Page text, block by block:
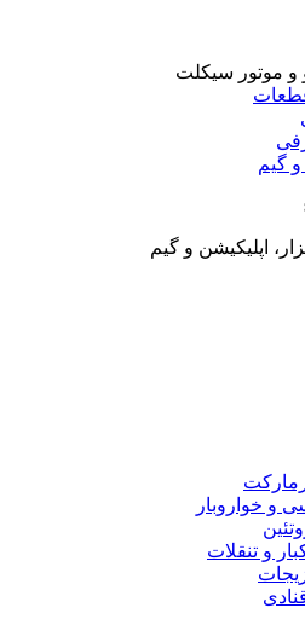
و موتور سیکلت
و گیم
اپلیکیشن و گیم
و خواروبار
و تنقلات